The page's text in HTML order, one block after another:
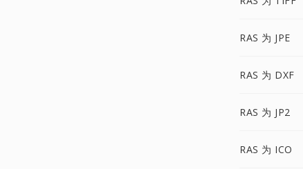
RAS 为 JPE
RAS 为 DXF
RAS 为 JP2
RAS 为 ICO